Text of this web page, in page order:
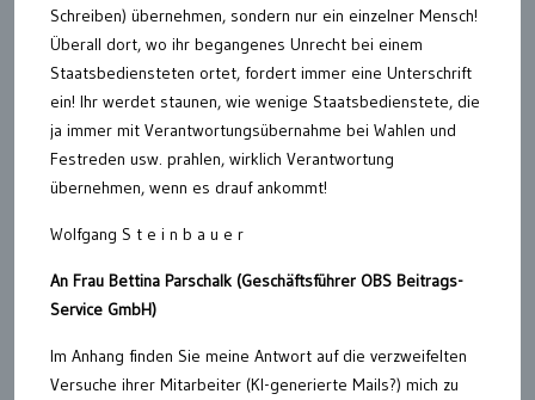
Schreiben) übernehmen, sondern nur ein einzelner Mensch!
Überall dort, wo ihr begangenes Unrecht bei einem
Staatsbediensteten ortet, fordert immer eine Unterschrift
ein! Ihr werdet staunen, wie wenige Staatsbedienstete, die
ja immer mit Verantwortungsübernahme bei Wahlen und
Festreden usw. prahlen, wirklich Verantwortung
übernehmen, wenn es drauf ankommt!
Wolfgang S t e i n b a u e r
An Frau Bettina Parschalk (Geschäftsführer OBS Beitrags-
Service GmbH)
Im Anhang finden Sie meine Antwort auf die verzweifelten
Versuche ihrer Mitarbeiter (KI-generierte Mails?) mich zu